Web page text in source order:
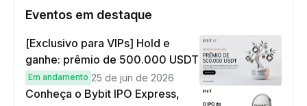
Eventos em destaque
[Exclusivo para VIPs] Hold e
ganhe: prêmio de 500.000 USDT
Em andamento 25 de jun de 2026
Conheça o Bybit IPO Express,